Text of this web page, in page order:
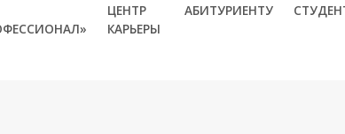
ЦЕНТР
КАРЬЕРЫ
АБИТУРИЕНТУ